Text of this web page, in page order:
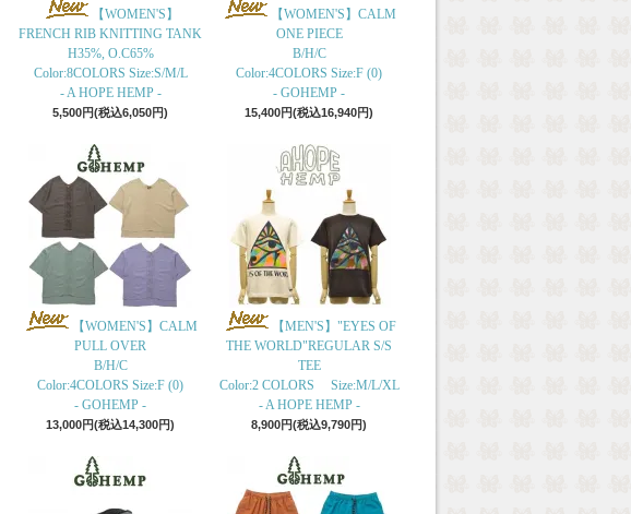
【WOMEN'S】
FRENCH RIB KNITTING TANK
H35%, O.C65%
Color:8COLORS Size:S/M/L
- A HOPE HEMP -
5,500円(税込6,050円)
【WOMEN'S】CALM
ONE PIECE
B/H/C
Color:4COLORS Size:F (0)
- GOHEMP -
15,400円(税込16,940円)
【WOMEN'S】CALM
PULL OVER
B/H/C
Color:4COLORS Size:F (0)
- GOHEMP -
13,000円(税込14,300円)
【MEN'S】"EYES OF
THE WORLD"REGULAR S/S
TEE
Color:2 COLORS Size:M/L/XL
- A HOPE HEMP -
8,900円(税込9,790円)